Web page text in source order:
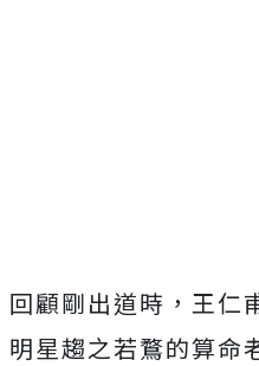
回顧剛出道時， 王仁
明星趨之若鶩的算命